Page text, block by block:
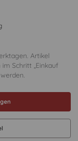
Artikel
Schritt „Einkauf